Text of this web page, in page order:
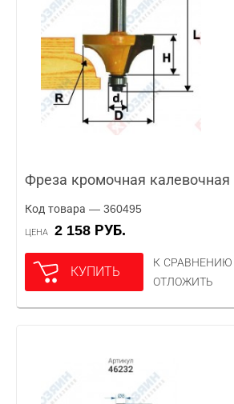
Фреза кромочная
Код товара — 360495
ЦЕНА 2 158 РУБ.
КУПИТЬ
К СРАВНЕНИЮ
ОТЛОЖИТЬ